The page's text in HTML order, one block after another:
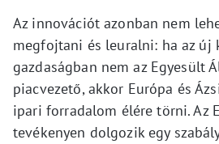
Az innovációt azonban nem
megfojtani és leuralni: ha az új
gazdaságban nem az Egyesült
piacvezető, akkor Európa és
ipari forradalom élére törni. Az
tevékenyen dolgozik egy